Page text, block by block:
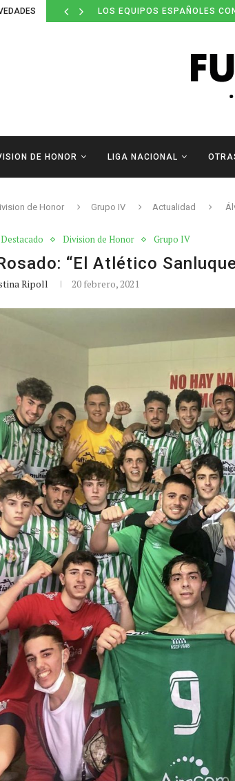
DEFINIDOS LOS
DE HONOR LIGA NACIONAL
de Honor Grupo IV Actualidad
Destacado Division de Honor Grupo IV
“El Atlético
Ripoll 20 febrero, 2021